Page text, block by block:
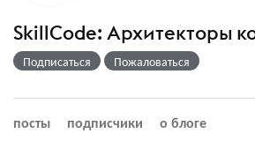
SkillCode: Архитекторы
Подписаться Пожаловаться
посты подписчики о блоге